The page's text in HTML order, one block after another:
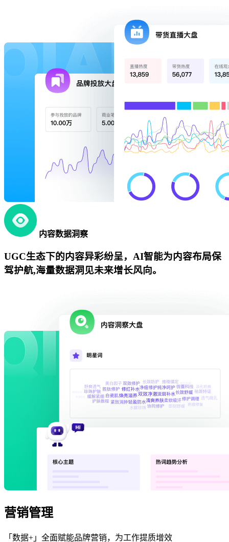
内容数据洞察
UGC生态下的内容异彩纷呈，AI智能为内容布局保
驾护航,海量数据洞见未来增长风向。
营销管理
「数据+」全面赋能品牌营销，为工作提质增效